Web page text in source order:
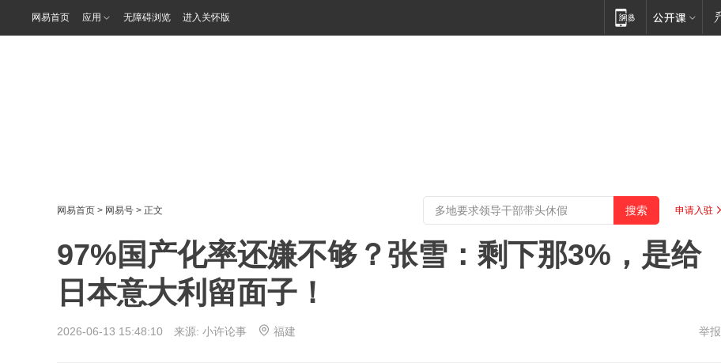
网易首页 应用 无障碍浏览 进入关怀版
网易首页 > 网易号 > 正文 申请入驻
97%国产化率还嫌不够？张雪：剩下那3%，是给
日本意大利留面子！
2026-06-13 15:48:10 来源: 小许论事 福建 举报